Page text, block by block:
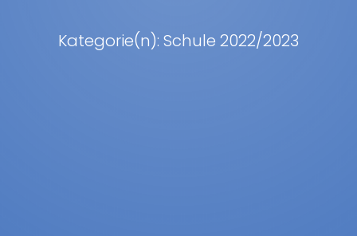
Kategorie(n): Schule 2022/2023